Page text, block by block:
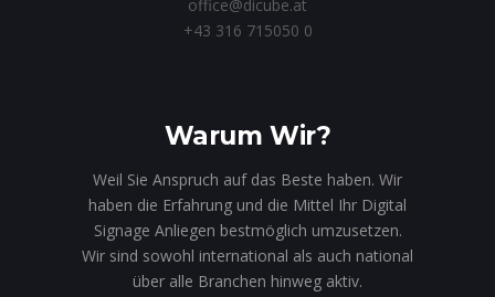
office@dicube.at
+43 316 715050 0
Warum Wir?
Weil Sie Anspruch auf das Beste haben. Wir
haben die Erfahrung und die Mittel Ihr Digital
Signage Anliegen bestmöglich umzusetzen.
Wir sind sowohl international als auch national
über alle Branchen hinweg aktiv.